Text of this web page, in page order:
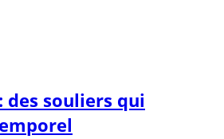
des souliers qui